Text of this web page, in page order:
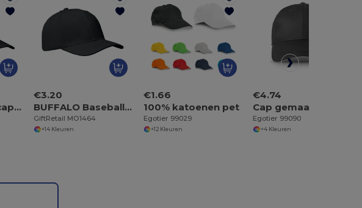
BUZZ Baseballcap met 5 panelen
€3.20
BUFFALO Baseballcap met 6 panelen
GiftRetail MO1464
+14 Kleuren
€1.66
100% katoenen pet
Egotier 99029
+12 Kleuren
€4.74
Egotier 99090
+4 Kleuren